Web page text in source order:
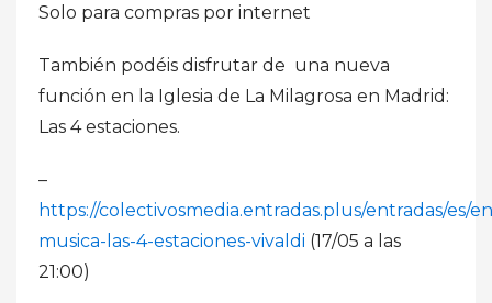
Solo para compras por internet
También podéis disfrutar de una nueva
función en la Iglesia de La Milagrosa en Madrid:
Las 4 estaciones.
–
https://colectivosmedia.entradas.plus/entradas/es/
musica-las-4-estaciones-vivaldi (17/05 a las
21:00)